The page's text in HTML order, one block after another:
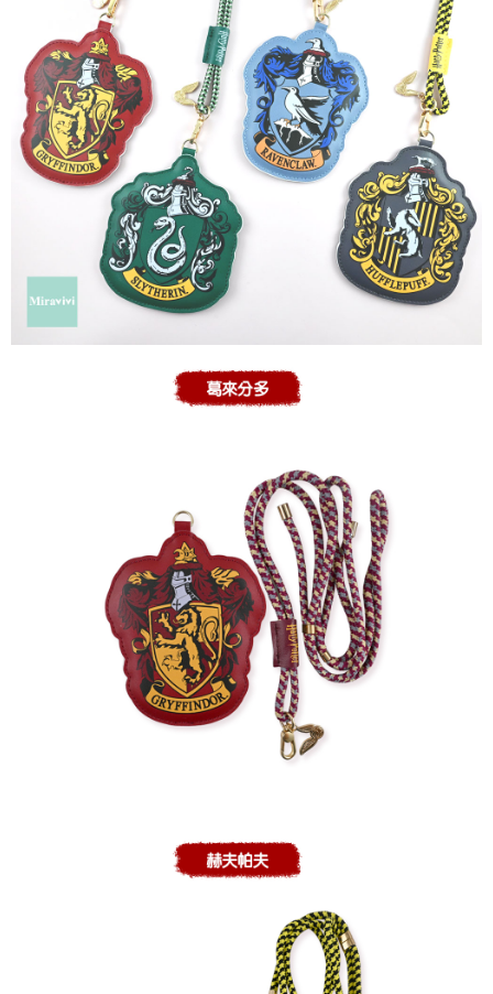
※ 請注意：結帳手續完成當下不需立刻繳費，但若您需要取消訂單，請聯絡
購買商品的店家。未經商家同意取消之訂單仍視為有效，需透過AFTEE先享
後付繳納相關費用。
※ 交易是否成功請以「AFTEE先享後付 」之結帳頁面顯示為準，若有關於
是否繳費成功／繳費後需取消欲退款等相關疑問，請聯繫「AFTEE先享後付
客戶支援中心」https://netprotections.freshdesk.com/support/home
【注意事項】
１．透過由恩沛科技股份有限公司提供之「AFTEE先享後付」服務完成之交
易，需依本服務之必要範圍內提供個人資料，並將交易相關給付款項請求債
權轉讓予恩沛科技股份有限公司。
２．關於個人資料處理事宜，請瀏覽以下網址：
https://aftee.tw/terms/#terms3
３．未成年的使用者請事先徵得法定代理人或監護人之同意方可使用
「AFTEE先享後付」，若未經同意申辦者引起之損失，本公司不負相關責
任。
４．使用「AFTEE先享後付」時，將依據個別帳號之用戶狀況，依本公司即
時審查核予不同之上限額度；若仍有額度不足之情形，本公司將視審查結果
５．嚴禁一人註冊多個帳號或使用他人資訊註冊。若發現惡意使用之情形，
恩沛科技股份有限公司將有權停止該用戶之使用額度並採取法律行動。
每筆NT$60，滿NT$499(含以上)免運費
付款後7-11取貨
每筆NT$60，滿NT$499(含以上)免運費
宅配
每筆NT$120，滿NT$499(含以上)免運費
查看運費